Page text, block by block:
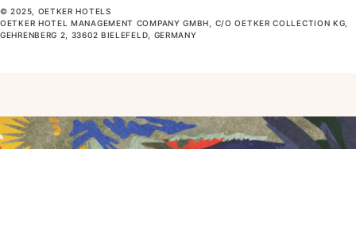
© 2025, OETKER HOTELS
OETKER HOTEL MANAGEMENT COMPANY GMBH, C/O OETKER COLLECTION KG,
GEHRENBERG 2, 33602 BIELEFELD, GERMANY